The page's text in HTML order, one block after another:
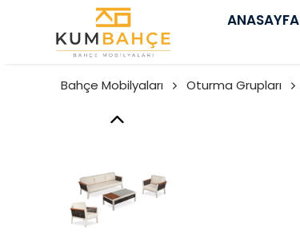
ANASAYFA
Bahçe Mobilyaları Oturma Grupları